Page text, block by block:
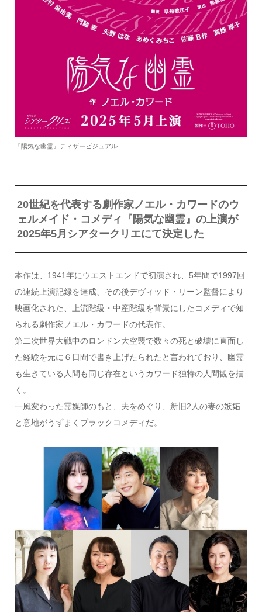
『陽気な幽霊』ティザービジュアル
20世紀を代表する劇作家ノエル・カワードのウ
ェルメイド・コメディ『陽気な幽霊』の上演が
2025年5月シアタークリエにて決定した
本作は、1941年にウエストエンドで初演され、5年間で1997回
の連続上演記録を達成、その後デヴィッド・リーン監督により
映画化された、上流階級・中産階級を背景にしたコメディで知
られる劇作家ノエル・カワードの代表作。
第二次世界大戦中のロンドン大空襲で数々の死と破壊に直面し
た経験を元に６日間で書き上げたられたと言われており、幽霊
も生きている人間も同じ存在というカワード独特の人間観を描
く。
一風変わった霊媒師のもと、夫をめぐり、新旧2人の妻の嫉妬
と意地がうずまくブラックコメディだ。